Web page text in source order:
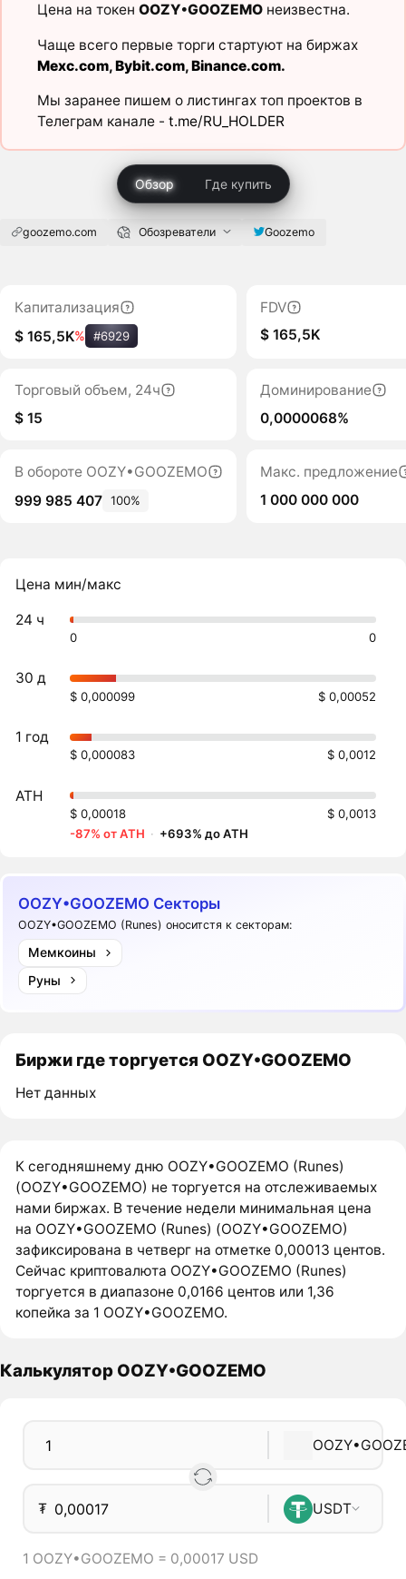
Цена на токен OOZY•GOOZEMOнеизвестна.
Чаще всего первые торги стартуют на биржах
Mexc.com,Bybit.com,Binance.com.
Мы заранее пишем о листингах топ проектов в
Телеграм канале - t.me/RU_HOLDER
Обзор Где купить
goozemo.com Обозреватели Goozemo
Капитализация
$ 165,5K% #6929
FDV
$ 165,5K
Торговый объем, 24ч
$ 15
Доминирование
0,0000068%
В обороте OOZY•GOOZEMO
999 985 407 100%
Макс. предложение
1 000 000 000
Цена мин/макс
24 ч
0 0
30 д
$ 0,000099 $ 0,00052
1 год
$ 0,000083 $ 0,0012
ATH
$ 0,00018
$ 0,0013
-87% от ATH · +693% до ATH
OOZY•GOOZEMO Секторы
OOZY•GOOZEMO (Runes) оноситстя к секторам:
Мемкоины
Руны
Биржи где торгуется OOZY•GOOZEMO
Нет данных
К сегодняшнему дню OOZY•GOOZEMO (Runes)
(OOZY•GOOZEMO) не торгуется на отслеживаемых
нами биржах. В течение недели минимальная цена
на OOZY•GOOZEMO (Runes) (OOZY•GOOZEMO)
зафиксирована в четверг на отметке 0,00013 центов.
Сейчас криптовалюта OOZY•GOOZEMO (Runes)
торгуется в диапазоне 0,0166 центов или 1,36
копейка за 1 OOZY•GOOZEMO.
Калькулятор OOZY•GOOZEMO
₮ USDT
1 OOZY•GOOZEMO = 0,00017 USD